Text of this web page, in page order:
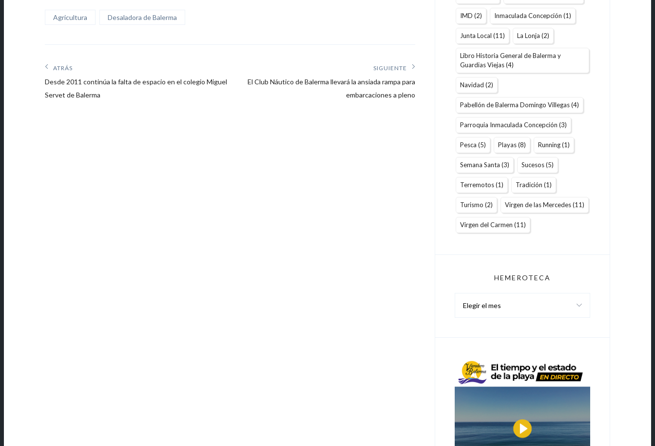
Agricultura Desaladora de Balerma
Navegación
de
entradas
ATRÁS
Artículos
anteriores:
Desde 2011 continúa la falta de espacio en el colegio Miguel
Servet de Balerma
SIGUIENTE
Siguiente
El Club Náutico de Balerma llevará la ansiada rampa para
embarcaciones a pleno
IMD (2) Inmaculada Concepción (1)
Junta Local (11) La Lonja (2)
Libro Historia General de Balerma y
Guardias Viejas(4)
Navidad (2)
Pabellón de Balerma Domingo Villegas(4)
Parroquia Inmaculada Concepción (3)
Pesca (5) Playas(8) Running(1)
Semana Santa (3) Sucesos(5)
Terremotos(1) Tradición (1)
Turismo (2) Virgen de las Mercedes(11)
Virgen del Carmen (11)
HEMEROTECA